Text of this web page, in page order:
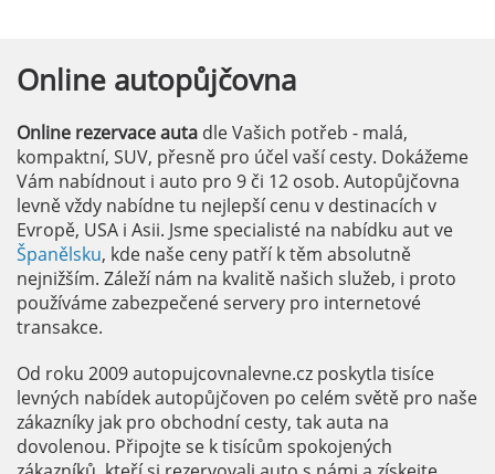
Online autopůjčovna
Online rezervace auta dle Vašich potřeb - malá,
kompaktní, SUV, přesně pro účel vaší cesty. Dokážeme
Vám nabídnout i auto pro 9 či 12 osob. Autopůjčovna
levně vždy nabídne tu nejlepší cenu v destinacích v
Evropě, USA i Asii. Jsme specialisté na nabídku aut ve
Španělsku, kde naše ceny patří k těm absolutně
nejnižším. Záleží nám na kvalitě našich služeb, i proto
používáme zabezpečené servery pro internetové
transakce.
Od roku 2009 autopujcovnalevne.cz poskytla tisíce
levných nabídek autopůjčoven po celém světě pro naše
zákazníky jak pro obchodní cesty, tak auta na
dovolenou. Připojte se k tisícům spokojených